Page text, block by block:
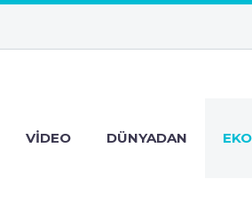
VIDEO DÜNYADAN